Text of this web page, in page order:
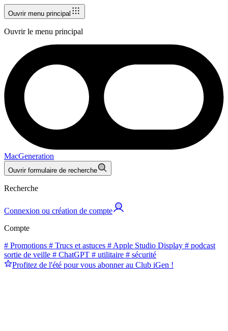
Ouvrir menu principal
Ouvrir le menu principal
MacGeneration
Ouvrir formulaire de recherche
Recherche
Connexion ou création de compte
Compte
# Promotions # Trucs et astuces # Apple Studio Display # podcast
sortie de veille # ChatGPT # utilitaire # sécurité
Profitez de l'été pour vous abonner au Club iGen !